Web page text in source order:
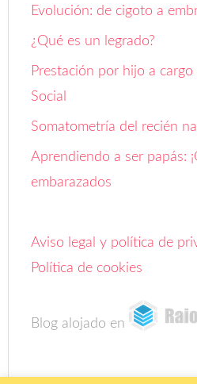
Evolución: de cigoto a
¿Qué es un legrado?
Prestación por hijo a cargo
Social
Somatometría del recién
Aprendiendo a ser papás:
embarazados
Aviso legal y política de
Política de cookies
Blog alojado en